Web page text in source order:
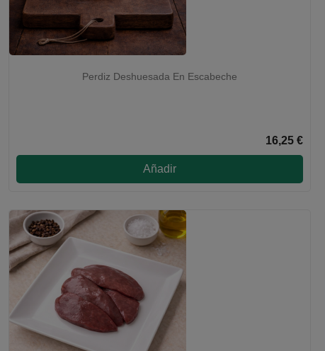
Perdiz Deshuesada En Escabeche
16,25 €
Añadir